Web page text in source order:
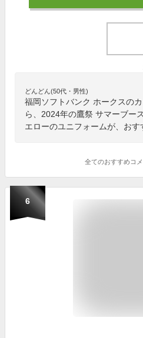
どんどん(50代・男性)
福岡ソフトバンク ホークスの
ら、2024年の鷹祭 サマーブー
エローのユニフォームが、おす
全てのおすすめコメ
6